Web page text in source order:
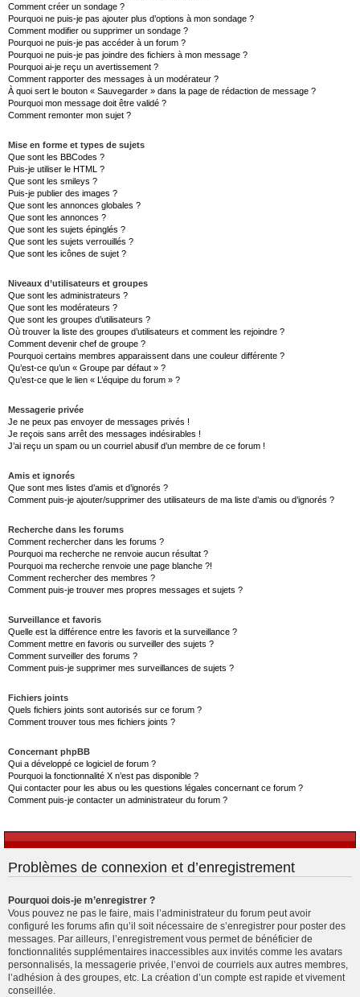
Comment créer un sondage ?
Pourquoi ne puis-je pas ajouter plus d’options à mon sondage ?
Comment modifier ou supprimer un sondage ?
Pourquoi ne puis-je pas accéder à un forum ?
Pourquoi ne puis-je pas joindre des fichiers à mon message ?
Pourquoi ai-je reçu un avertissement ?
Comment rapporter des messages à un modérateur ?
À quoi sert le bouton « Sauvegarder » dans la page de rédaction de message ?
Pourquoi mon message doit être validé ?
Comment remonter mon sujet ?
Mise en forme et types de sujets
Que sont les BBCodes ?
Puis-je utiliser le HTML ?
Que sont les smileys ?
Puis-je publier des images ?
Que sont les annonces globales ?
Que sont les annonces ?
Que sont les sujets épinglés ?
Que sont les sujets verrouillés ?
Que sont les icônes de sujet ?
Niveaux d’utilisateurs et groupes
Que sont les administrateurs ?
Que sont les modérateurs ?
Que sont les groupes d’utilisateurs ?
Où trouver la liste des groupes d’utilisateurs et comment les rejoindre ?
Comment devenir chef de groupe ?
Pourquoi certains membres apparaissent dans une couleur différente ?
Qu’est-ce qu’un « Groupe par défaut » ?
Qu’est-ce que le lien « L’équipe du forum » ?
Messagerie privée
Je ne peux pas envoyer de messages privés !
Je reçois sans arrêt des messages indésirables !
J’ai reçu un spam ou un courriel abusif d’un membre de ce forum !
Amis et ignorés
Que sont mes listes d’amis et d’ignorés ?
Comment puis-je ajouter/supprimer des utilisateurs de ma liste d’amis ou d’ignorés ?
Recherche dans les forums
Comment rechercher dans les forums ?
Pourquoi ma recherche ne renvoie aucun résultat ?
Pourquoi ma recherche renvoie une page blanche ?!
Comment rechercher des membres ?
Comment puis-je trouver mes propres messages et sujets ?
Surveillance et favoris
Quelle est la différence entre les favoris et la surveillance ?
Comment mettre en favoris ou surveiller des sujets ?
Comment surveiller des forums ?
Comment puis-je supprimer mes surveillances de sujets ?
Fichiers joints
Quels fichiers joints sont autorisés sur ce forum ?
Comment trouver tous mes fichiers joints ?
Concernant phpBB
Qui a développé ce logiciel de forum ?
Pourquoi la fonctionnalité X n’est pas disponible ?
Qui contacter pour les abus ou les questions légales concernant ce forum ?
Comment puis-je contacter un administrateur du forum ?
Problèmes de connexion et d’enregistrement
Pourquoi dois-je m’enregistrer ?
Vous pouvez ne pas le faire, mais l’administrateur du forum peut avoir
configuré les forums afin qu’il soit nécessaire de s’enregistrer pour poster des
messages. Par ailleurs, l’enregistrement vous permet de bénéficier de
fonctionnalités supplémentaires inaccessibles aux invités comme les avatars
personnalisés, la messagerie privée, l’envoi de courriels aux autres membres,
l’adhésion à des groupes, etc. La création d’un compte est rapide et vivement
conseillée.